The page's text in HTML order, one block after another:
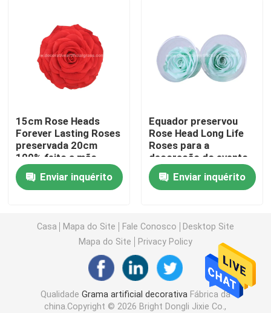
Grama artificial decorativa
Relvado artificial da grama
pétalas de flores artificiais
Bola da flor artificial
Plantas artificiais da decoração
Ornamento decorativos
Moss Mat artificial
15cm Rose Heads
Forever Lasting Roses
preservada 20cm
100% feito a mão
Enviar inquérito
Equador preservou
Rose Head Long Life
Roses para a
decoração do evento
do partido
Enviar inquérito
Casa Mapa do Site Fale Conosco
Desktop Site
Mapa do Site
Privacy Policy
Qualidade Grama artificial decorativa Fábrica da
china.Copyright © 2026 Bright Dongli Jixie Co.,